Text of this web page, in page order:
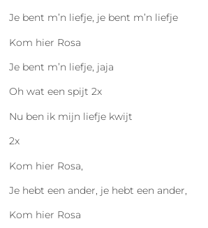
Je bent m’n liefje, je bent m’n liefje
Kom hier Rosa
Je bent m’n liefje, jaja
Oh wat een spijt 2x
Nu ben ik mijn liefje kwijt
2x
Kom hier Rosa,
Je hebt een ander, je hebt een ander,
Kom hier Rosa